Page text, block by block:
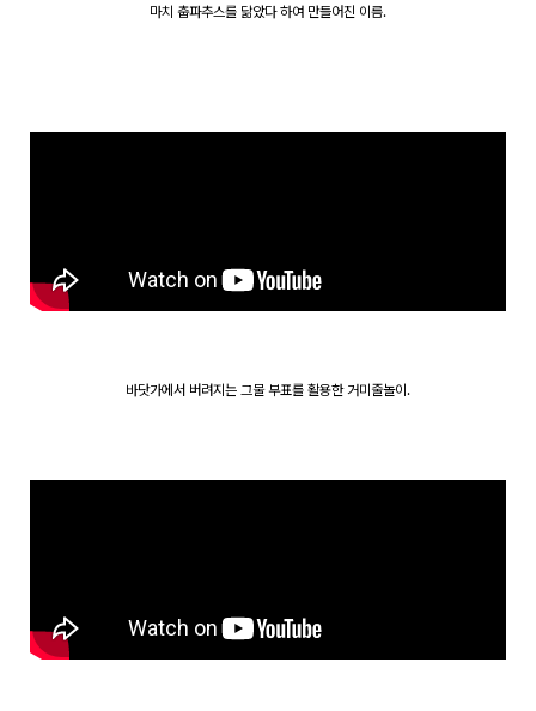
마치 춥파추스를 닮았다 하여 만들어진 이름.
바닷가에서 버려지는 그물 부표를 활용한 거미줄놀이.